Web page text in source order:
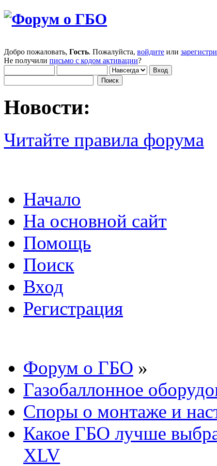
Добро пожаловать, Гость. Пожалуйста, войдите или
Не получили письмо с кодом активации?
Новости:
Читайте правила форума
Начало
На основной сайт
Помощь
Поиск
Вход
Регистрация
Форум о ГБО »
Газобаллонное
Споры о монтаже и
Какое ГБО лучше
XLV